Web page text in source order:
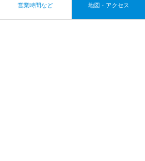
営業時間など 地図・アクセス